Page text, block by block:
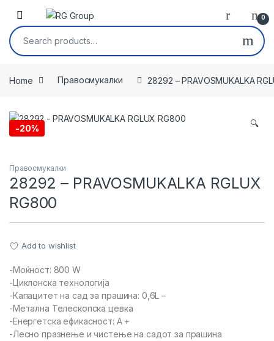
Skip to navigation
Skip to content
Open 0
Search for:
Home Правосмукалки 28292 – PRAVOSMUKALKA
-20% 🔍
Правосмукалки
28292 – PRAVOSMUKALKA RGLUX
RG800
Add to wishlist
-Моќност: 800 W
-Циклонска технологија
-Капацитет на сад за прашина: 0,6L –
-Метална Телескопска цевка
-Енергетска ефикасност: A +
-Лесно празнење и чистење на садот за прашина